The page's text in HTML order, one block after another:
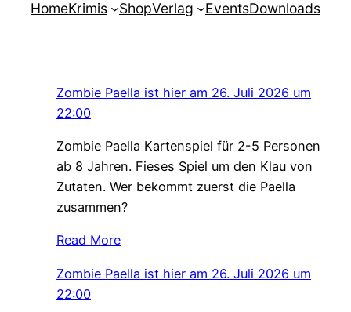
HomeKrimis ShopVerlag EventsDownloads
Zombie Paella ist hier am 26. Juli 2026 um
22:00
Zombie Paella Kartenspiel für 2-5 Personen
ab 8 Jahren. Fieses Spiel um den Klau von
Zutaten. Wer bekommt zuerst die Paella
zusammen?
Read More
Zombie Paella ist hier am 26. Juli 2026 um
22:00